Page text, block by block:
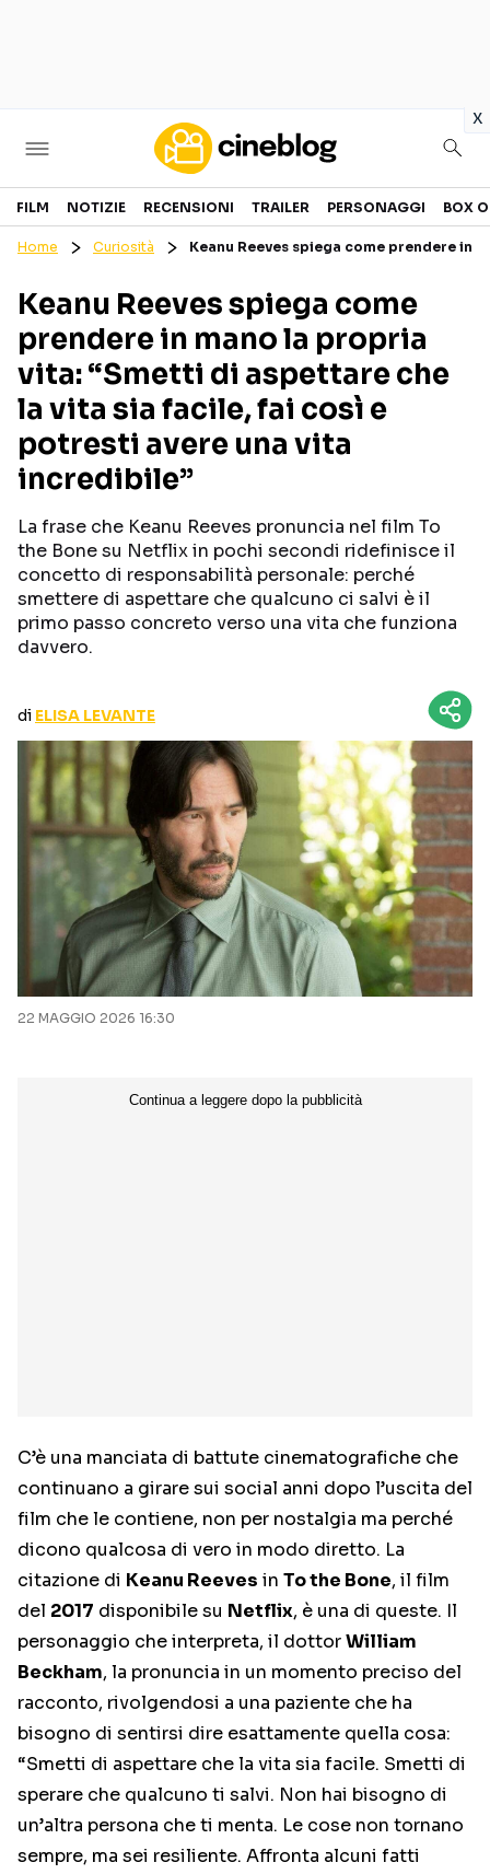
x
Cinema
GENERI
PERSONAGGI
CANALI STREAMING
Categorie
NOTIZIE
RECENSIONI
FILM NOTIZIE RECENSIONI TRAILER PERSONAGGI BOX
Home Curiosità Keanu Reeves spiega come prendere in
Keanu Reeves spiega come
prendere in mano la propria
vita: “Smetti di aspettare che
la vita sia facile, fai così e
potresti avere una vita
incredibile”
La frase che Keanu Reeves pronuncia nel film To
the Bone su Netflix in pochi secondi ridefinisce il
concetto di responsabilità personale: perché
smettere di aspettare che qualcuno ci salvi è il
primo passo concreto verso una vita che funziona
davvero.
di ELISA LEVANTE
22 MAGGIO 2026 16:30
C’è una manciata di battute cinematografiche che
continuano a girare sui social anni dopo l’uscita del
film che le contiene, non per nostalgia ma perché
dicono qualcosa di vero in modo diretto. La
citazione di Keanu Reeves in To the Bone, il film
del 2017 disponibile su Netflix, è una di queste. Il
personaggio che interpreta, il dottorWilliam
Beckham, la pronuncia in un momento preciso del
racconto, rivolgendosi a una paziente che ha
bisogno di sentirsi dire esattamente quella cosa:
“Smetti di aspettare che la vita sia facile. Smetti di
sperare che qualcuno ti salvi. Non hai bisogno di
un’altra persona che ti menta. Le cose non tornano
sempre, ma sei resiliente. Affronta alcuni fatti